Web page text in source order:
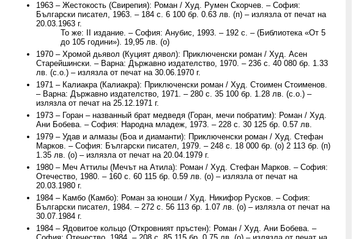
1963 – Жестокость (Свирепия): Роман / Худ. Румен Скорчев. – София:
Български писател, 1963. – 184 с. 6 100 бр. 0.63 лв. (п) – излязла от печат на
20.03.1963 г.
То же: II издание. – София: Анубис, 1993. – 192 с. – (Библиотека «От 5
до 105 години»). 19,95 лв. (о)
1970 – Хромой дьявол (Куцият дявол): Приключенски роман / Худ. Асен
Старейшински. – Варна: Държавно издателство, 1970. – 236 с. 40 080 бр. 1.33
лв. (с.о.) – излязла от печат на 30.06.1970 г.
1971 – Калиакра (Калиакра): Приключенски роман / Худ. Стоимен Стоименов.
– Варна: Държавно издателство, 1971. – 280 с. 35 100 бр. 1.28 лв. (с.о.) –
излязла от печат на 25.12.1971 г.
1973 – Горан – названный брат медведя (Горан, мечи побратим): Роман / Худ.
Ани Бобева. – София: Народна младеж, 1973. – 228 с. 30 125 бр. 0.57 лв.
1979 – Удав и алмазы (Боа и диаманти): Приключенски роман / Худ. Стефан
Марков. – София: Български писател, 1979. – 248 с. 18 000 бр. (о) 2 113 бр. (п)
1.35 лв. (о) – излязла от печат на 20.04.1979 г.
1980 – Меч Аттилы (Мечът на Атила): Роман / Худ. Стефан Марков. – София:
Отечество, 1980. – 160 с. 60 115 бр. 0.59 лв. (о) – излязла от печат на
20.03.1980 г.
1984 – Камбо (Камбо): Роман за юноши / Худ. Никифор Русков. – София:
Български писател, 1984. – 272 с. 56 113 бр. 1.07 лв. (о) – излязла от печат на
30.07.1984 г.
1984 – Ядовитое кольцо (Откровният пръстен): Роман / Худ. Ани Бобева. –